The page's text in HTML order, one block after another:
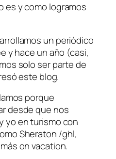
es y como logramos
un periódico
y hace un año (casi,
solo ser parte de
este blog.
porque
desde que nos
yo en turismo con
Sheraton /ghl,
on vacation.